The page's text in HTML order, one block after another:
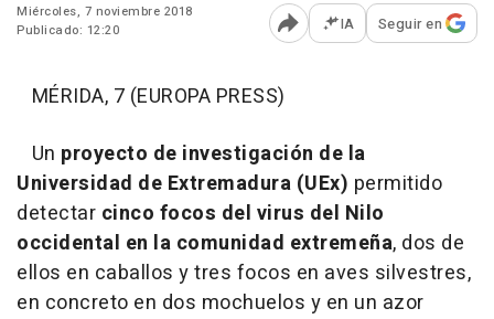
Miércoles, 7 noviembre 2018
Publicado: 12:20
Abrir opciones para
IA Seguir en
MÉRIDA, 7 (EUROPA PRESS)
Un proyecto de investigación de la
Universidad de Extremadura (UEx) permitido
detectar cinco focos del virus del Nilo
occidental en la comunidad extremeña, dos de
ellos en caballos y tres focos en aves silvestres,
en concreto en dos mochuelos y en un azor